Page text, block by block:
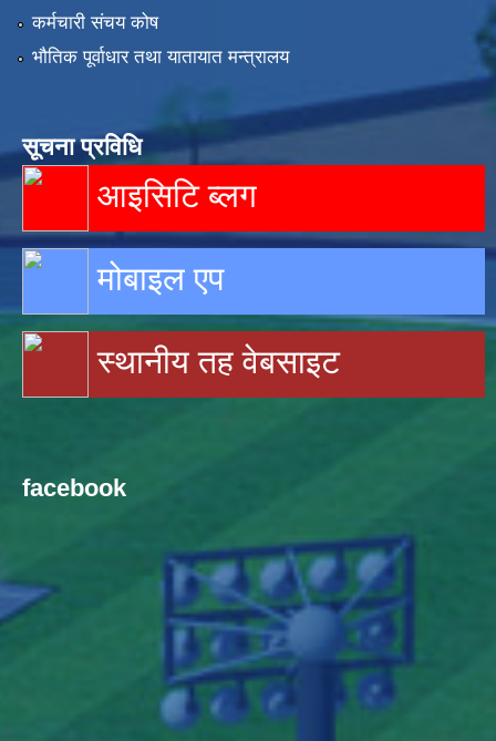
कर्मचारी संचय कोष
भौतिक पूर्वाधार तथा यातायात मन्त्रालय
सूचना प्रविधि
आइसिटि ब्लग
मोबाइल एप
स्थानीय तह वेबसाइट
facebook